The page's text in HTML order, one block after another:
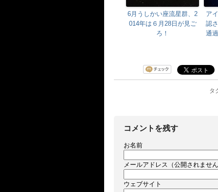
6月うしかい座流星群、2
014年は６月28日が見ご
ろ！
ア
認
通
タ
コメントを残す
お名前
メールアドレス（公開されませ
ウェブサイト